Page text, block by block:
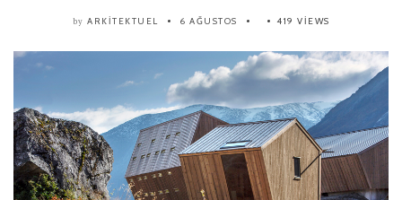
by ARKITEKTUEL 6 AĞUSTOS 419 VIEWS